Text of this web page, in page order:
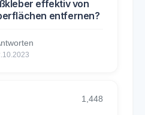
effektiv von
entfernen?
1,448